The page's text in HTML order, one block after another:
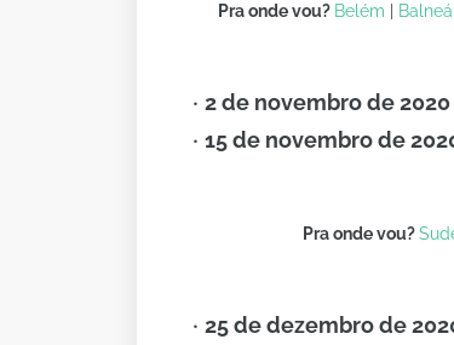
Pra onde vou? Belém
2 de novembro de
15 de novembro de
Pra onde vou?
25 de dezembro de